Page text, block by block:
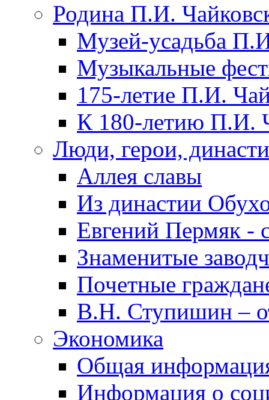
Родина П.И.
Музей-усадьба
Музыкальные
175-летие П.И.
К 180-летию П.И.
Люди, герои,
Аллея славы
Из династии
Евгений Пермяк -
Знаменитые
Почетные
В.Н. Ступишин –
Экономика
Общая
Информация о